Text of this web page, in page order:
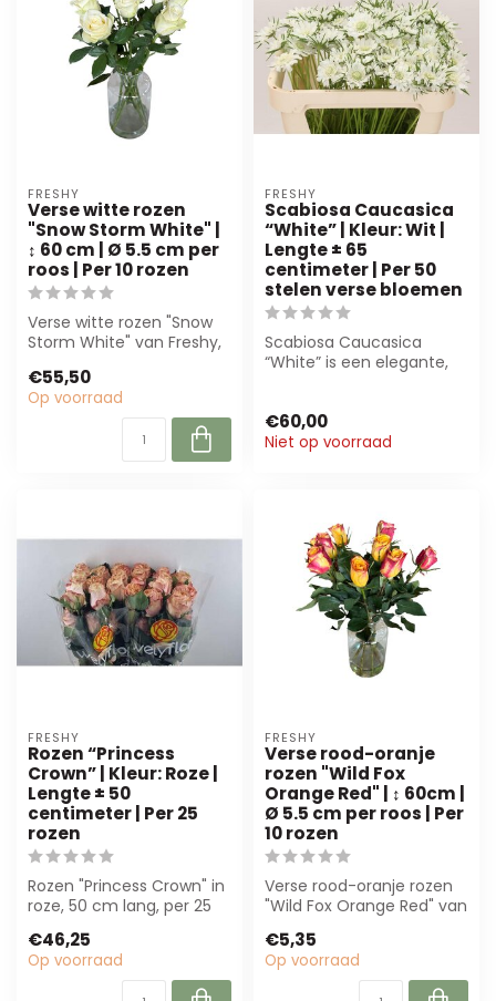
FRESHY
Verse witte rozen
"Snow Storm White" |
↕ 60 cm | Ø 5.5 cm per
roos | Per 10 rozen
Verse witte rozen "Snow
Storm White" van Freshy,
bruids...
€55,50
Op voorraad
FRESHY
Scabiosa Caucasica
“White” | Kleur: Wit |
Lengte ± 65
centimeter | Per 50
stelen verse bloemen
Scabiosa Caucasica
“White” is een elegante,
€60,00
Niet op voorraad
FRESHY
Rozen “Princess
Crown” | Kleur: Roze |
Lengte ± 50
centimeter | Per 25
rozen
Rozen "Princess Crown" in
roze, 50 cm lang, per 25
bloemisten...
€46,25
Op voorraad
FRESHY
Verse rood-oranje
rozen "Wild Fox
Orange Red" | ↕ 60cm |
Ø 5.5 cm per roos | Per
10 rozen
Verse rood-oranje rozen
"Wild Fox Orange Red" van
bloemiste...
€5,35
Op voorraad